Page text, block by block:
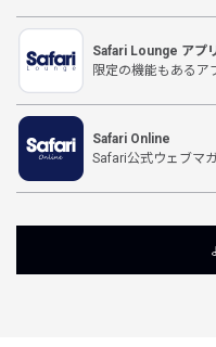
Safari Lounge アプ
限定の機能もあるア
Safari Online
Safari公式ウェブマ